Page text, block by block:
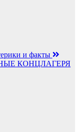
и факты
КОНЦЛАГЕРЯ